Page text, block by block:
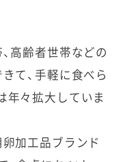
高齢者世帯などの
て、手軽に食べら
年々拡大していま
加工品ブランド